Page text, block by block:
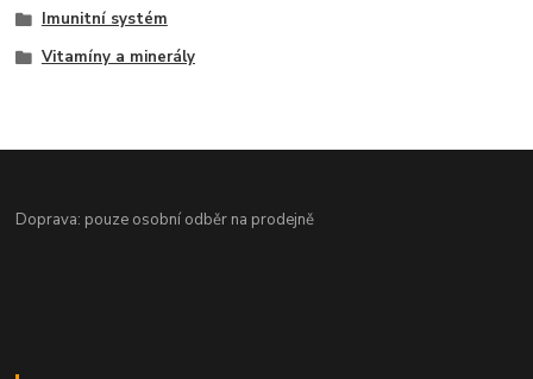
Imunitní systém
Vitamíny a minerály
Doprava: pouze osobní odběr na prodejně